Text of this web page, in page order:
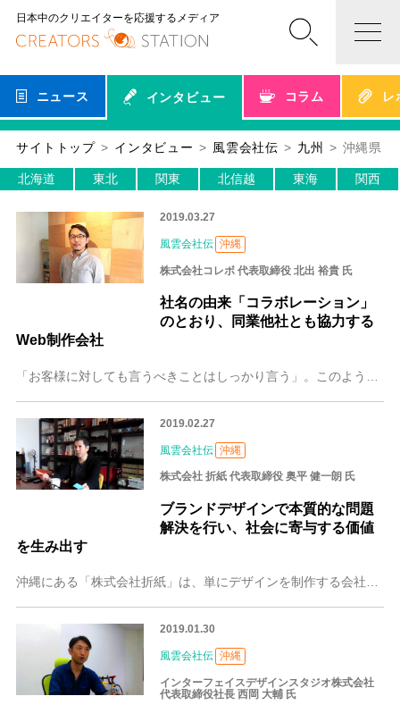
日本中のクリエイターを応援するメディア
ニュース インタビュー コラム レ
サイトトップ インタビュー 風雲会社伝 九州 沖縄県
北海道 東北 関東 北信越 東海 関西
2019.03.27
風雲会社伝 沖縄
株式会社コレボ 代表取締役 北出 裕貴 氏
社名の由来「コラボレーション」
のとおり、同業他社とも協力する
Web制作会社
2019.02.27
風雲会社伝 沖縄
株式会社 折紙 代表取締役 奥平 健一朗 氏
ブランドデザインで本質的な問題
解決を行い、社会に寄与する価値
を生み出す
沖縄にある「株式会社折紙」は、単にデザインを制作する会社ではありません。代表取締役の奥平健一朗さん曰く「ブランドの創造・発展・持続のために必要な全ての所作」≒ブ
2019.01.30
風雲会社伝 沖縄
インターフェイスデザインスタジオ株式会社
代表取締役社長 西岡 大輔 氏